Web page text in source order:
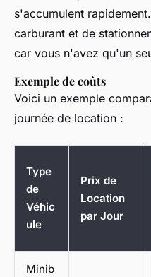
s'accumulent
carburant et de
car vous n'avez qu'un
Exemple de coûts
Voici un exemple
journée de location :
Type
de
Véhic
ule
Prix de
Location
par Jour
Minib